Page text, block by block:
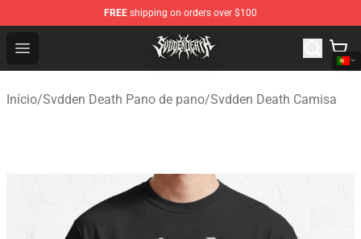
FREE shipping on orders over $100
Open menu
Svdden Death Shop - Official Svdden Death
Início/Svdden Death Pano de pano/Svdden Death Camisa